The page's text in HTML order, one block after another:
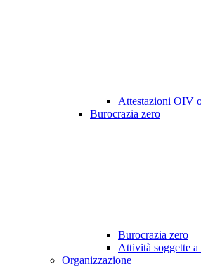
Attestazioni OIV
Burocrazia zero
Burocrazia zero
Attività soggette
Organizzazione